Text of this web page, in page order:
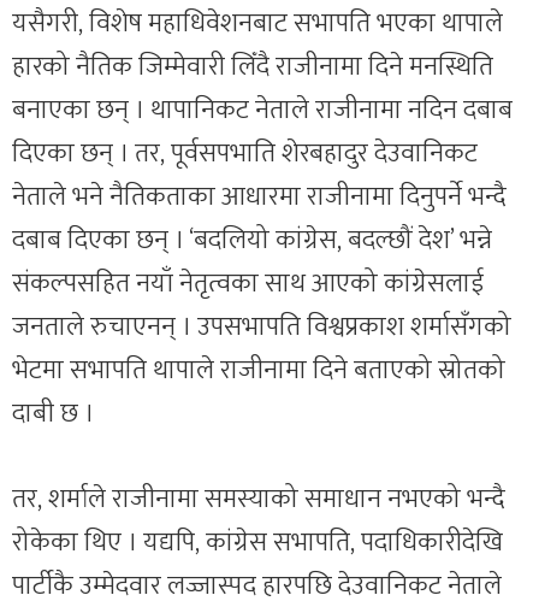
यसैगरी, विशेष महाधिवेशनबाट सभापति भएका थापाले
हारको नैतिक जिम्मेवारी लिँदै राजीनामा दिने मनस्थिति
बनाएका छन् । थापानिकट नेताले राजीनामा नदिन दबाब
दिएका छन् । तर, पूर्वसपभाति शेरबहादुर देउवानिकट
नेताले भने नैतिकताका आधारमा राजीनामा दिनुपर्ने भन्दै
दबाब दिएका छन् । ‘बदलियो कांग्रेस, बदल्छौं देश’ भन्ने
संकल्पसहित नयाँ नेतृत्वका साथ आएको कांग्रेसलाई
जनताले रुचाएनन् । उपसभापति विश्वप्रकाश शर्मासँगको
भेटमा सभापति थापाले राजीनामा दिने बताएको स्रोतको
दाबी छ ।
तर, शर्माले राजीनामा समस्याको समाधान नभएको भन्दै
रोकेका थिए । यद्यपि, कांग्रेस सभापति, पदाधिकारीदेखि
पार्टीकै उम्मेदवार लज्जास्पद हारपछि देउवानिकट नेताले